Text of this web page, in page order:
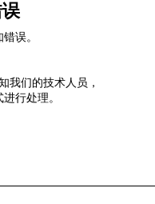
误。
我们的技术人员，
行处理。